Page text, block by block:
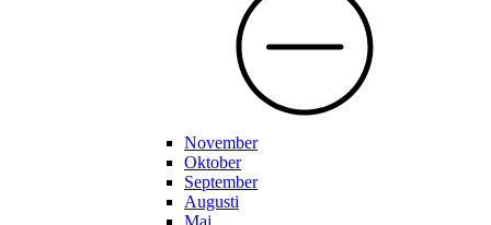
November
Oktober
September
Augusti
Maj